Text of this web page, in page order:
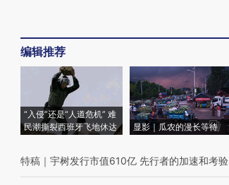
编辑推荐
“入侵”还是“人道危机” 难
民潮撕裂西班牙飞地休达
显影｜瓜农的漫长等待
特稿 ｜ 宇树发行市值610亿 先行者的加速和考验